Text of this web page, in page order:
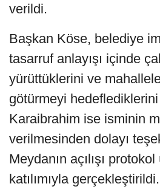
verildi.
Başkan Köse, belediye
tasarruf anlayışı içinde
yürüttüklerini ve
götürmeyi
Karaibrahim ise isminin
verilmesinden dolayı
Meydanın açılışı
katılımıyla gerçekleştirildi.